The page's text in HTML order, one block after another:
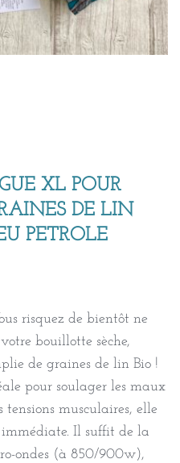
XL POUR
DE LIN
PETROLE
risquez de bientôt ne
bouillotte sèche,
de graines de lin Bio !
pour soulager les maux
musculaires, elle
Il suffit de la
ondes (à 850/900w),